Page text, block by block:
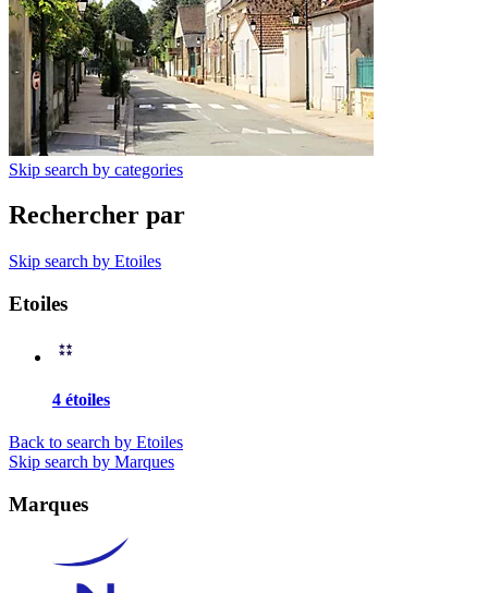
Skip search by categories
Rechercher par
Skip search by Etoiles
Etoiles
4 étoiles
Back to search by Etoiles
Skip search by Marques
Marques